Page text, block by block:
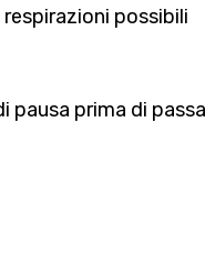
possibili
pausa prima di